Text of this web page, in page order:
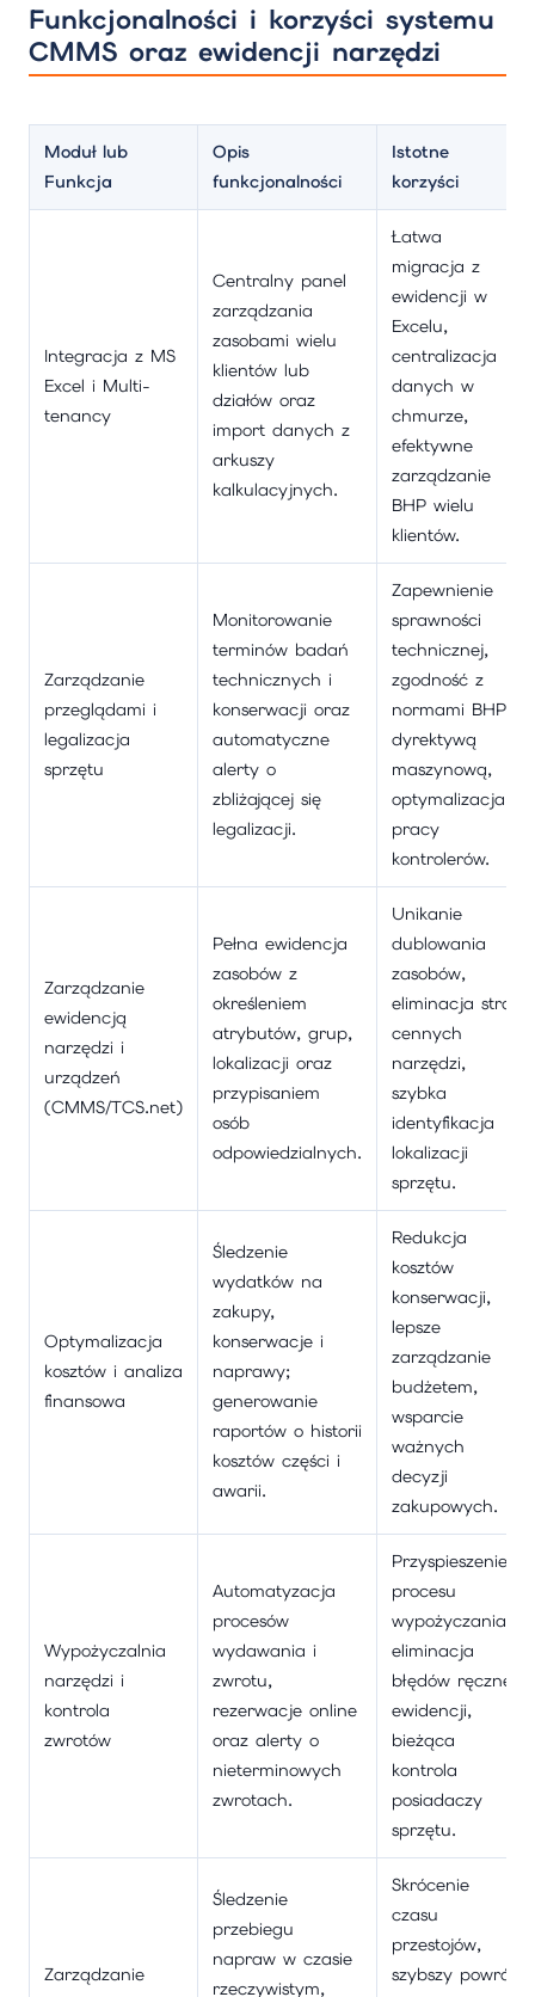
Funkcjonalności i korzyści systemu
CMMS oraz ewidencji narzędzi
Moduł lub
Funkcja
Opis
funkcjonalności
Istotne
korzyści
Integracja z MS
Excel i Multi-
tenancy
Centralny panel
zarządzania
zasobami wielu
klientów lub
działów oraz
import danych z
arkuszy
kalkulacyjnych.
Łatwa
migracja z
ewidencji w
Excelu,
centralizacja
danych w
chmurze,
efektywne
zarządzanie
BHP wielu
klientów.
Zarządzanie
przeglądami i
legalizacja
sprzętu
Monitorowanie
terminów badań
technicznych i
konserwacji oraz
automatyczne
alerty o
zbliżającej się
legalizacji.
Zapewnienie
sprawności
technicznej,
zgodność z
normami BHP i
dyrektywą
maszynową,
optymalizacja
pracy
kontrolerów.
Zarządzanie
ewidencją
narzędzi i
urządzeń
(CMMS/TCS.net)
Pełna ewidencja
zasobów z
określeniem
atrybutów, grup,
lokalizacji oraz
przypisaniem
osób
odpowiedzialnych.
Unikanie
dublowania
zasobów,
eliminacja strat
cennych
narzędzi,
szybka
identyfikacja
lokalizacji
sprzętu.
Optymalizacja
kosztów i analiza
finansowa
Śledzenie
wydatków na
zakupy,
konserwacje i
naprawy;
generowanie
raportów o historii
kosztów części i
awarii.
Redukcja
kosztów
konserwacji,
lepsze
zarządzanie
budżetem,
wsparcie
ważnych
decyzji
zakupowych.
Wypożyczalnia
narzędzi i
kontrola
zwrotów
Automatyzacja
procesów
wydawania i
zwrotu,
rezerwacje online
oraz alerty o
nieterminowych
zwrotach.
Przyspieszenie
procesu
wypożyczania,
eliminacja
błędów ręcznej
ewidencji,
bieżąca
kontrola
posiadaczy
sprzętu.
Zarządzanie
Śledzenie
przebiegu
napraw w czasie
rzeczywistym,
Skrócenie
czasu
przestojów,
szybszy powrót